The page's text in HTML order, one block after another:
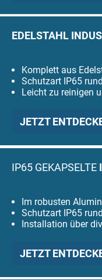
EDELSTAHL
Komplett aus
Schutzart IP65
Leicht zu reinigen
JETZT
IP65 GEKAPSELTE
Im robusten
Schutzart IP65
Installation über
JETZT